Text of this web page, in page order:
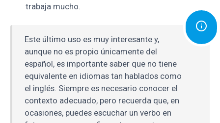
trabaja mucho.
Este último uso es muy interesante y,
aunque no es propio únicamente del
español, es importante saber que no tiene
equivalente en idiomas tan hablados como
el inglés. Siempre es necesario conocer el
contexto adecuado, pero recuerda que, en
ocasiones, puedes escuchar un verbo en